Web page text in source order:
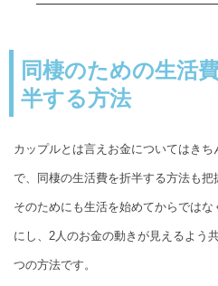
同棲のための生活
半する方法
カップルとは言えお金についてはき
で、同棲の生活費を折半する方法も把
そのためにも生活を始めてからでは
にし、2人のお金の動きが見えるよう
つの方法です。